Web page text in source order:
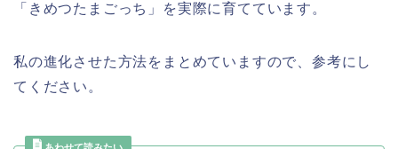
「きめつたまごっち」を実際に育てています。
私の進化させた方法をまとめていますので、参考にし
てください。